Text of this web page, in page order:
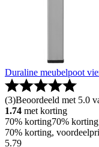
Duraline meubelpoot
(3)Beoordeeld met 5.0
1.74 met korting
70% korting70% korting
70% korting,
5.79